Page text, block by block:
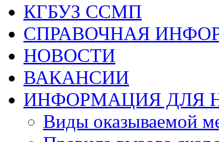
КГБУЗ ССМП
СПРАВОЧНАЯ
НОВОСТИ
ВАКАНСИИ
ИНФОРМАЦИЯ ДЛЯ
Виды оказываемой